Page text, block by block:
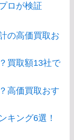
ロが検証
の高価買取お
買取額13社で
高価買取おす
キング6選！